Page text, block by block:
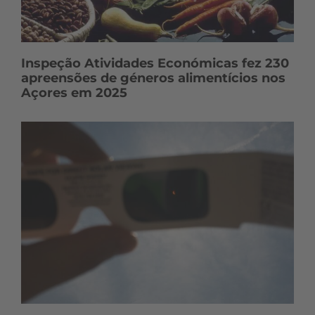
Inspeção Atividades Económicas fez 230
apreensões de géneros alimentícios nos
Açores em 2025